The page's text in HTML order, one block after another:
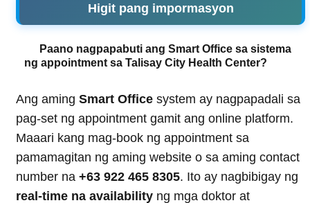
Higit pang impormasyon
Paano nagpapabuti ang Smart Office sa sistema
ng appointment sa Talisay City Health Center?
Ang aming Smart Office system ay nagpapadali sa
pag-set ng appointment gamit ang online platform.
Maaari kang mag-book ng appointment sa
pamamagitan ng aming website o sa aming contact
number na +63 922 465 8305. Ito ay nagbibigay ng
real-time na availability ng mga doktor at